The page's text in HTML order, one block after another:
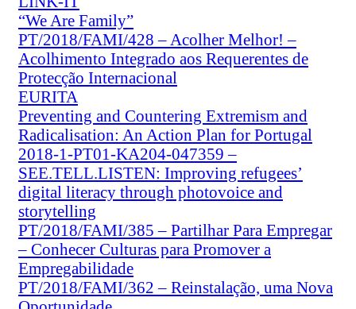
“We Are Family”
PT/2018/FAMI/428 – Acolher Melhor! –
Acolhimento Integrado aos Requerentes de
Protecção Internacional
EURITA
Preventing and Countering Extremism and
Radicalisation: An Action Plan for Portugal
2018-1-PT01-KA204-047359 –
SEE.TELL.LISTEN: Improving refugees’
digital literacy through photovoice and
storytelling
PT/2018/FAMI/385 – Partilhar Para Empregar
– Conhecer Culturas para Promover a
Empregabilidade
PT/2018/FAMI/362 – Reinstalação, uma Nova